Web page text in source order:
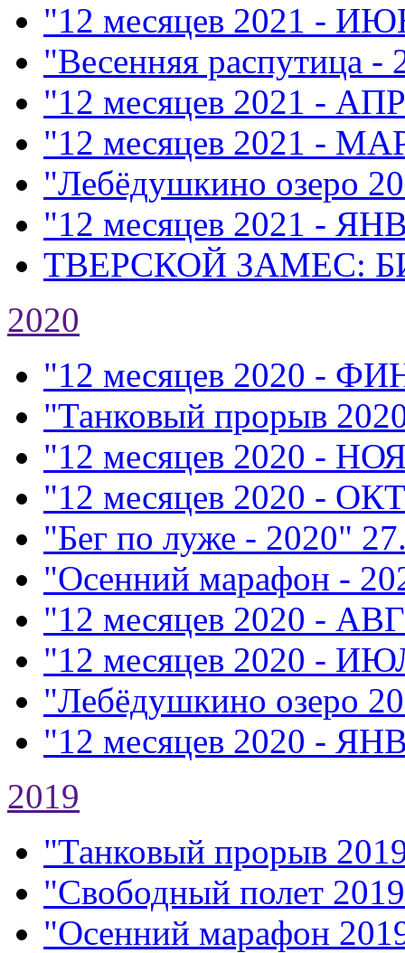
"12 месяцев 2021 -
"Весенняя распутица -
"12 месяцев 2021 -
"12 месяцев 2021 -
"Лебёдушкино озеро
"12 месяцев 2021 -
ТВЕРСКОЙ ЗАМЕС:
2020
"12 месяцев 2020 -
"Танковый прорыв
"12 месяцев 2020 -
"12 месяцев 2020 -
"Бег по луже - 2020"
"Осенний марафон -
"12 месяцев 2020 -
"12 месяцев 2020 -
"Лебёдушкино озеро
"12 месяцев 2020 -
2019
"Танковый прорыв
"Свободный полет
"Осенний марафон